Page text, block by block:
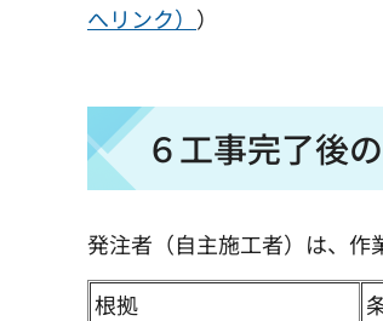
へリンク） ）
６工事完了後
発注者（自主施工者）は、作
根拠